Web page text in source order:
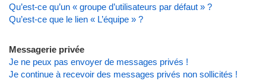
Qu’est-ce qu’un « groupe d’utilisateurs par défaut » ?
Qu’est-ce que le lien « L’équipe » ?
Messagerie privée
Je ne peux pas envoyer de messages privés !
Je continue à recevoir des messages privés non sollicités !